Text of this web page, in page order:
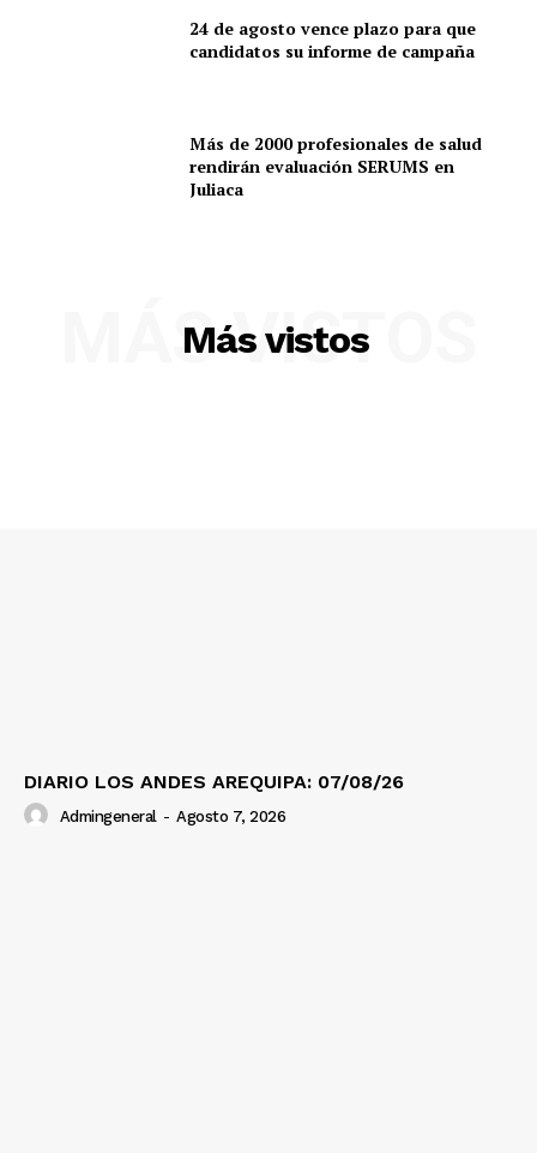
24 de agosto vence plazo para que
candidatos su informe de campaña
Más de 2000 profesionales de salud
rendirán evaluación SERUMS en
Juliaca
Más vistos
MÁS VISTOS
DIARIO LOS ANDES AREQUIPA: 07/08/26
Admingeneral - Agosto 7, 2026